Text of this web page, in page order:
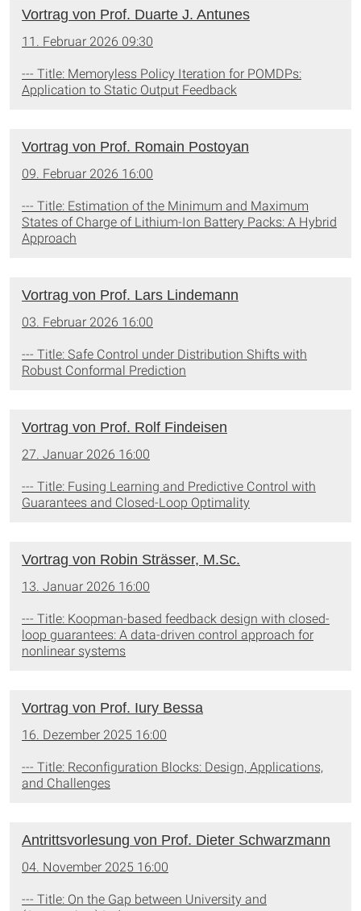
Vortrag von Prof. Duarte J. Antunes
11. Februar 2026 09:30
--- Title: Memoryless Policy Iteration for POMDPs:
Application to Static Output Feedback
Vortrag von Prof. Romain Postoyan
09. Februar 2026 16:00
--- Title: Estimation of the Minimum and Maximum
States of Charge of Lithium-Ion Battery Packs: A Hybrid
Approach
Vortrag von Prof. Lars Lindemann
03. Februar 2026 16:00
--- Title: Safe Control under Distribution Shifts with
Robust Conformal Prediction
Vortrag von Prof. Rolf Findeisen
27. Januar 2026 16:00
--- Title: Fusing Learning and Predictive Control with
Guarantees and Closed-Loop Optimality
Vortrag von Robin Strässer, M.Sc.
13. Januar 2026 16:00
--- Title: Koopman-based feedback design with closed-
loop guarantees: A data-driven control approach for
nonlinear systems
Vortrag von Prof. Iury Bessa
16. Dezember 2025 16:00
--- Title: Reconfiguration Blocks: Design, Applications,
and Challenges
Antrittsvorlesung von Prof. Dieter Schwarzmann
04. November 2025 16:00
--- Title: On the Gap between University and